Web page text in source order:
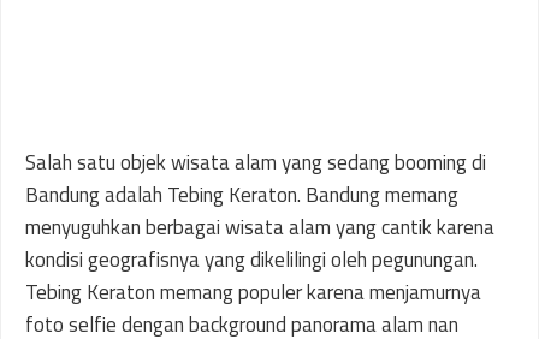
Salah satu objek wisata alam yang sedang booming di
Bandung adalah Tebing Keraton. Bandung memang
menyuguhkan berbagai wisata alam yang cantik karena
kondisi geografisnya yang dikelilingi oleh pegunungan.
Tebing Keraton memang populer karena menjamurnya
foto selfie dengan background panorama alam nan